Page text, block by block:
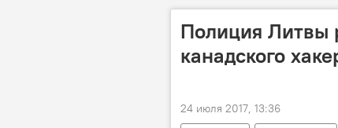
Полиция Литвы
канадского
24 июля 2017, 13:36